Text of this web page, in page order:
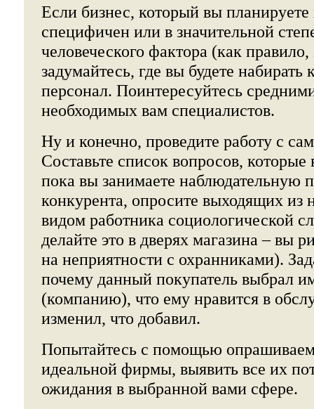
Если бизнес, который вы планируете
специфичен или в значительной
человеческого фактора (как
задумайтесь, где вы будете
персонал. Поинтересуйтесь
необходимых вам специалистов.
Ну и конечно, проведите работу с
Составьте список вопросов,
пока вы занимаете наблюдательную
конкурента, опросите выходящих из
видом работника социологической
делайте это в дверях магазина – вы
на неприятности с охранниками).
почему данный покупатель выбрал
(компанию), что ему нравится в
изменил, что добавил.
Попытайтесь с помощью
идеальной фирмы, выявить все их
ожидания в выбранной вами сфере.